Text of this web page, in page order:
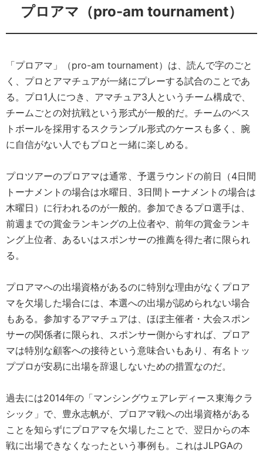
プロアマ（pro-am tournament）
「プロアマ」（pro-am tournament）は、読んで字のごと
く、プロとアマチュアが一緒にプレーする試合のことであ
る。プロ1人につき、アマチュア3人というチーム構成で、
チームごとの対抗戦という形式が一般的だ。チームのベス
トボールを採用するスクランブル形式のケースも多く、腕
に自信がない人でもプロと一緒に楽しめる。
プロツアーのプロアマは通常、予選ラウンドの前日（4日間
トーナメントの場合は水曜日、3日間トーナメントの場合は
木曜日）に行われるのが一般的。参加できるプロ選手は、
前週までの賞金ランキングの上位者や、前年の賞金ランキ
ング上位者、あるいはスポンサーの推薦を得た者に限られ
る。
プロアマへの出場資格があるのに特別な理由がなくプロア
マを欠場した場合には、本選への出場が認められない場合
もある。参加するアマチュアは、ほぼ主催者・大会スポン
サーの関係者に限られ、スポンサー側からすれば、プロア
マは特別な顧客への接待という意味合いもあり、有名トッ
ププロが安易に出場を辞退しないための措置なのだ。
過去には2014年の「マンシングウェアレディース東海クラ
シック」で、豊永志帆が、プロアマ戦への出場資格がある
ことを知らずにプロアマを欠場したことで、翌日からの本
戦に出場できなくなったという事例も。これはJLPGAの